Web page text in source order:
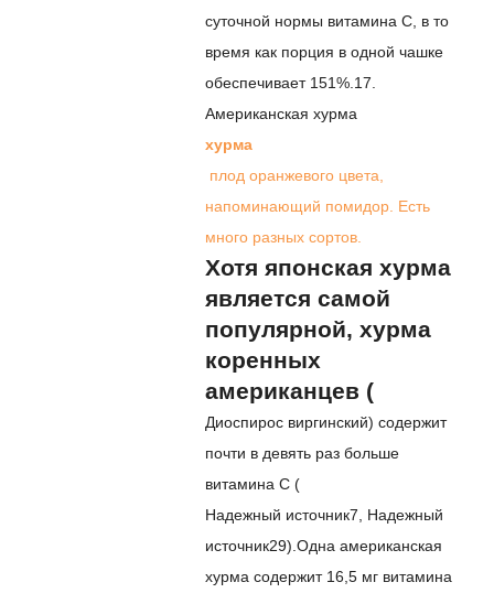
суточной нормы витамина С, в то
время как порция в одной чашке
обеспечивает 151%. 17.
Американская хурма
хурма
плод оранжевого цвета,
напоминающий помидор. Есть
много разных сортов.
Хотя японская хурма
является самой
популярной, хурма
коренных
американцев (
Диоспирос виргинский) содержит
почти в девять раз больше
витамина С (
Надежный источник7
Надежный
источник29). Одна американская
хурма содержит 16,5 мг витамина